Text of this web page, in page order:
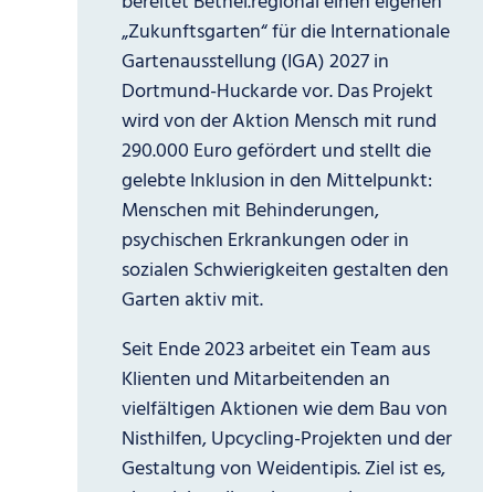
„Zukunftsgarten“ für die Internationale
Gartenausstellung (IGA) 2027 in
Dortmund-Huckarde vor. Das Projekt
wird von der Aktion Mensch mit rund
290.000 Euro gefördert und stellt die
gelebte Inklusion in den Mittelpunkt:
Menschen mit Behinderungen,
psychischen Erkrankungen oder in
sozialen Schwierigkeiten gestalten den
Garten aktiv mit.
Seit Ende 2023 arbeitet ein Team aus
Klienten und Mitarbeitenden an
vielfältigen Aktionen wie dem Bau von
Nisthilfen, Upcycling-Projekten und der
Gestaltung von Weidentipis. Ziel ist es,